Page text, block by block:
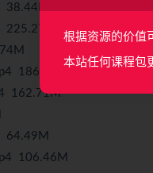
225.27M
186.69M
162.71M
64.49M
106.46M
根据资源的价值
本站任何课程包